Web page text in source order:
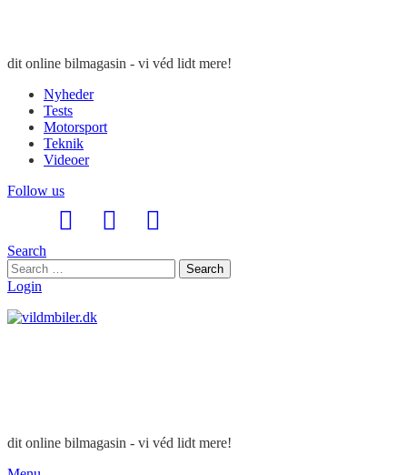
dit online bilmagasin - vi véd lidt mere!
Nyheder
Tests
Motorsport
Teknik
Videoer
Follow us
Search
Search
for:
Search
Login
dit online bilmagasin - vi véd lidt mere!